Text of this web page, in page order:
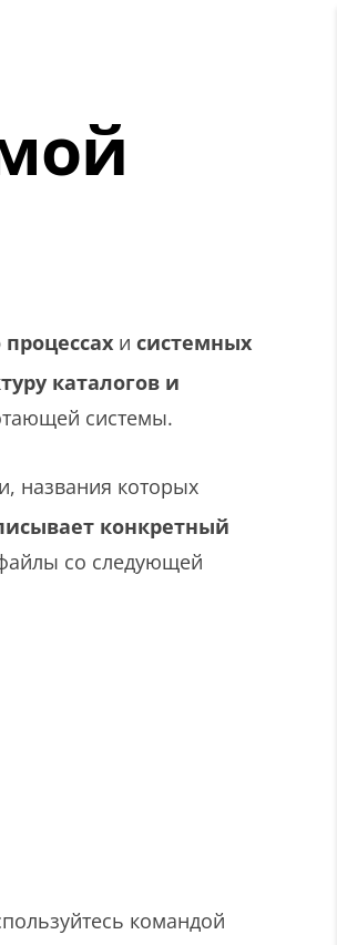
и системных
каталогов и
системы.
названия которых
конкретный
со следующей
командой